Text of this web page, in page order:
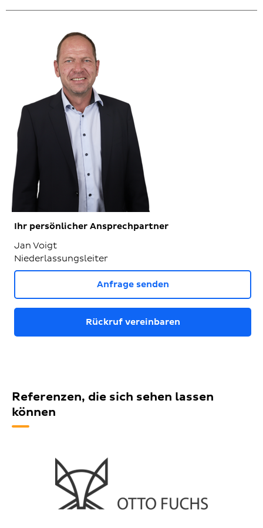
Ihr persönlicher Ansprechpartner
Jan Voigt
Niederlassungsleiter
Anfrage senden
Rückruf vereinbaren
Referenzen, die sich sehen lassen
können